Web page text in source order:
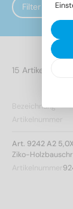
Filter
Bezeichnung
Artikelnummer
Art. 9242 A2
Ziko-
Artikelnummer